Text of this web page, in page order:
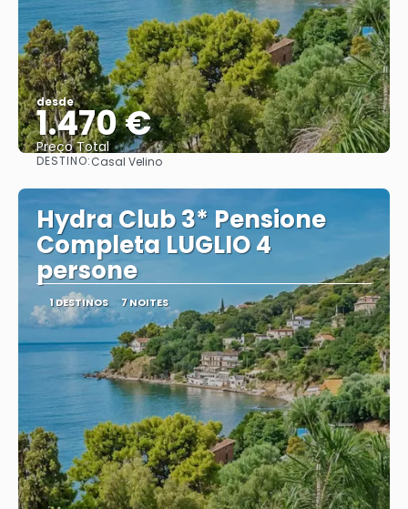
desde
1.470 €
Preço Total
DESTINO:Casal Velino
Hydra Club 3* Pensione
Completa LUGLIO 4
persone
1 DESTINOS 7 NOITES